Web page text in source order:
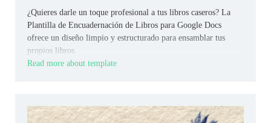
¿Quieres darle un toque profesional a tus libros caseros? La
Plantilla de Encuadernación de Libros para Google Docs
ofrece un diseño limpio y estructurado para ensamblar tus
propios libros.
Read more about template